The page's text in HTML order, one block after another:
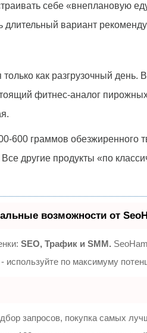
себе «внеплановую
длительный вариант
как разгрузочный
фитнес-аналог
600 граммов
другие продукты «по
возможности от
SEO, Трафик и SMM.
по максимуму
запросов, покупка самых